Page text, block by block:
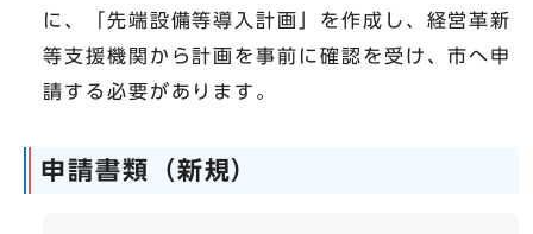
に、「先端設備等導入計画」を作成し、経営革新
等支援機関から計画を事前に確認を受け、市へ申
請する必要があります。
申請書類（新規）